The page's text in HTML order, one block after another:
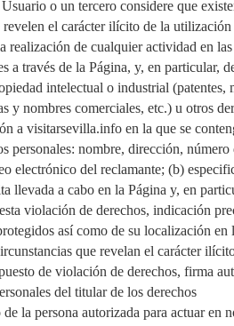
o un tercero considere que
revelen el carácter ilícito de la utilización
realización de cualquier actividad en
a través de la Página, y, en particular,
intelectual o industrial (patentes,
y nombres comerciales, etc.) u otros
a visitarsevilla.info en la que se
personales: nombre, dirección, número
electrónico del reclamante; (b)
llevada a cabo en la Página y, en
violación de derechos, indicación
así como de su localización en
que revelan el carácter
de violación de derechos, firma
del titular de los derechos
la persona autorizada para actuar en